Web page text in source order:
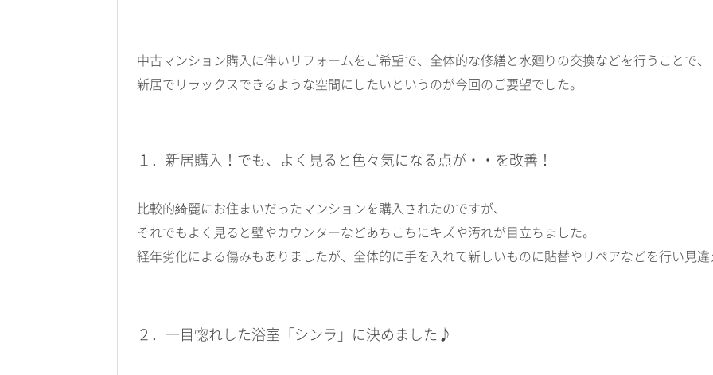
中古マンション購入に伴いリフォームをご希望で、全体的な修繕と水廻りの交換などを行うことで、
新居でリラックスできるような空間にしたいというのが今回のご要望でした。
１．新居購入！でも、よく見ると色々気になる点が・・を改善！
比較的綺麗にお住まいだったマンションを購入されたのですが、
それでもよく見ると壁やカウンターなどあちこちにキズや汚れが目立ちました。
経年劣化による傷みもありましたが、全体的に手を入れて新しいものに貼替やリペアなどを行い見
２．一目惚れした浴室「シンラ」に決めました♪